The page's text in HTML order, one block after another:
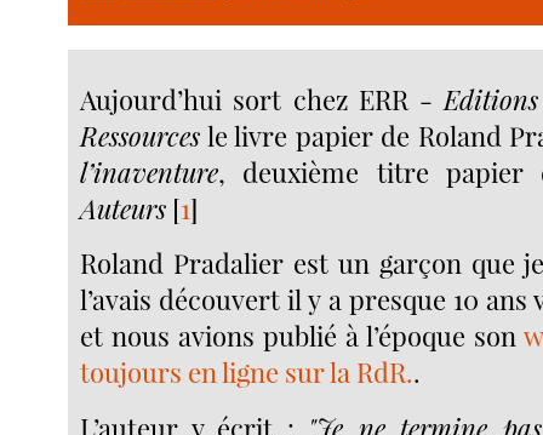
Aujourd’hui sort chez ERR -
Ressources le livre papier de Roland
l’inaventure, deuxième titre papier
Auteurs [1]
Roland Pradalier est un garçon que
l’avais découvert il y a presque 10 ans
et nous avions publié à l’époque son
toujours en ligne sur la RdR..
L’auteur y écrit : "Je ne termine